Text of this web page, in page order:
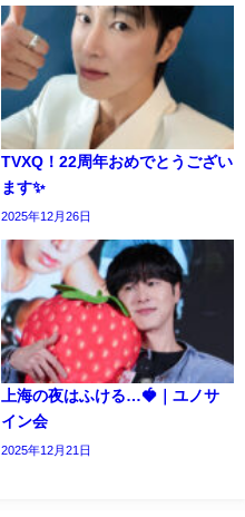
TVXQ！22周年おめでとうござい
ます✨️
2025年12月26日
上海の夜はふける…🍓｜ユノサ
イン会
2025年12月21日